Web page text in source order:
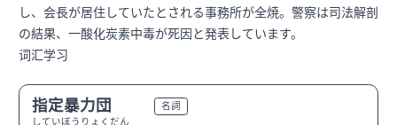
し、会長が居住していたとされる事務所が全焼。警察は司法解剖
の結果、一酸化炭素中毒が死因と発表しています。
词汇学习
指定暴力団
していぼうりょくだん
名詞